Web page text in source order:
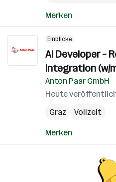
Merken
Einblicke
AI Developer –
Integration (w/
Anton Paar GmbH
Heute
Graz
Vollzeit
Merken